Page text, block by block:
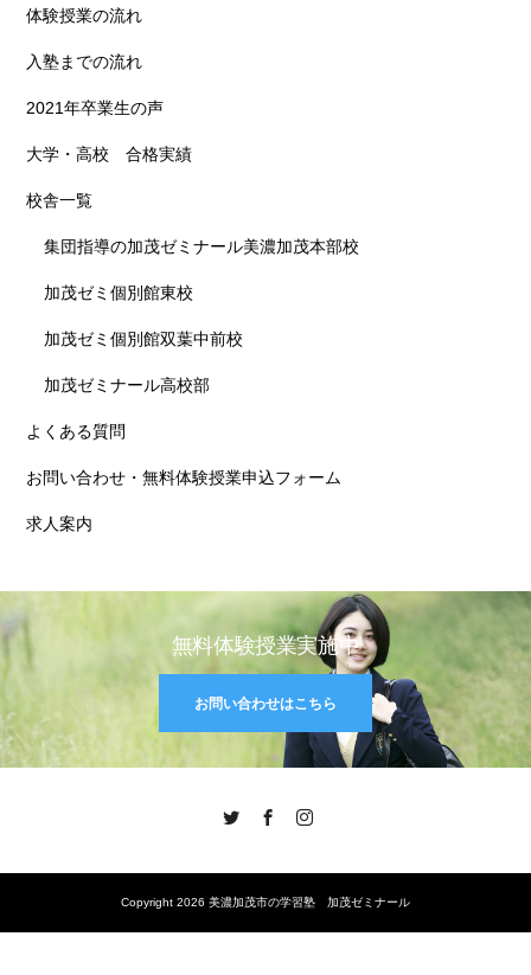
体験授業の流れ
入塾までの流れ
2021年卒業生の声
大学・高校 合格実績
校舎一覧
集団指導の加茂ゼミナール美濃加茂本部校
加茂ゼミ個別館東校
加茂ゼミ個別館双葉中前校
加茂ゼミナール高校部
よくある質問
お問い合わせ・無料体験授業申込フォーム
求人案内
無料体験授業実施中
お問い合わせはこちら
Twitter Facebook
Copyright 2026 美濃加茂市の学習塾 加茂ゼミナール